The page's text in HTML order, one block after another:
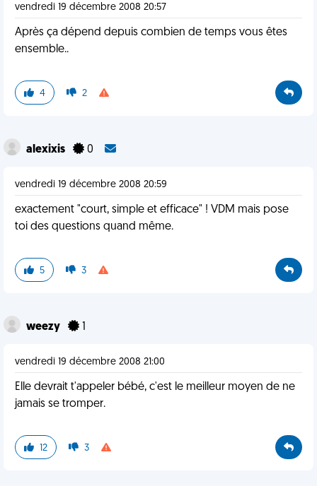
vendredi 19 décembre 2008 20:57
Après ça dépend depuis combien de temps vous êtes
ensemble..
4 2
alexixis 0
vendredi 19 décembre 2008 20:59
exactement "court, simple et efficace" ! VDM mais pose
toi des questions quand même.
5 3
weezy
vendredi 19 décembre 2008 21:00
Elle devrait t'appeler bébé, c'est le meilleur moyen de ne
jamais se tromper.
12 3